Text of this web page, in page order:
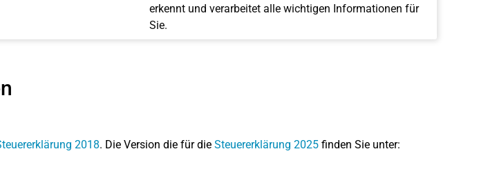
erkennt und verarbeitet alle wichtigen Informationen für
Sie.
2018. Die Version die für die Steuererklärung 2025finden Sie unter: